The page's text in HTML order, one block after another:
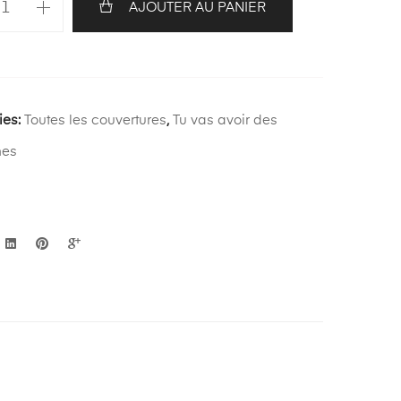
AJOUTER AU PANIER
Toutes les couvertures, Tu vas avoir des